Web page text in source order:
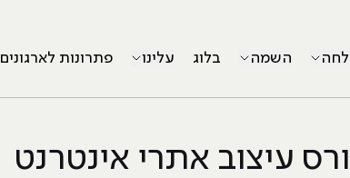
השמה בלוג עלינו פתרונות לארגונים
עיצוב אתרי אינטרנט